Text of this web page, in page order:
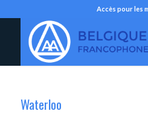
Accès pour les
Waterloo